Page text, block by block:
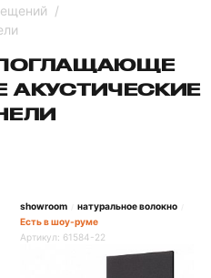
АКУСТИЧЕСКИЕ
showroom натуральное волокно
Есть в шоу-руме
Артикул: 61584-22